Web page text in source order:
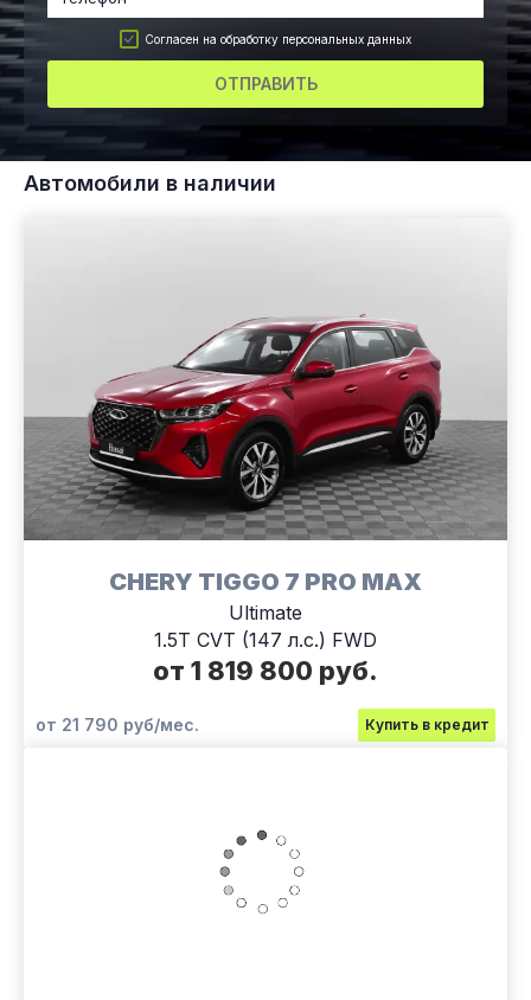
Согласен на обработку персональных данных
ОТПРАВИТЬ
Автомобили в наличии
CHERY TIGGO 7 PRO MAX
Ultimate
1.5T CVT (147 л.с.) FWD
от 1 819 800 руб.
от 21 790 руб/мес. Купить в кредит